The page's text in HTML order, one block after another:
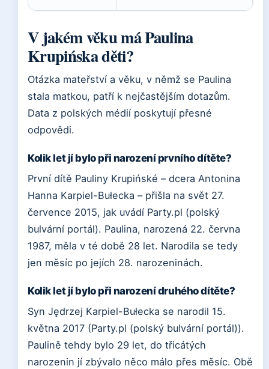
V jakém věku má Paulina
Krupińska děti?
Otázka mateřství a věku, v němž se Paulina
stala matkou, patří k nejčastějším dotazům.
Data z polských médií poskytují přesné
odpovědi.
Kolik let jí bylo při narození prvního dítěte?
První dítě Pauliny Krupińské – dcera Antonina
Hanna Karpiel-Bułecka – přišla na svět 27.
července 2015, jak uvádí Party.pl (polský
bulvární portál). Paulina, narozená 22. června
1987, měla v té době 28 let. Narodila se tedy
jen měsíc po jejích 28. narozeninách.
Kolik let jí bylo při narození druhého dítěte?
Syn Jędrzej Karpiel-Bułecka se narodil 15.
května 2017 (Party.pl (polský bulvární portál)).
Paulině tehdy bylo 29 let, do třicátých
narozenin jí zbývalo něco málo přes měsíc. Obě